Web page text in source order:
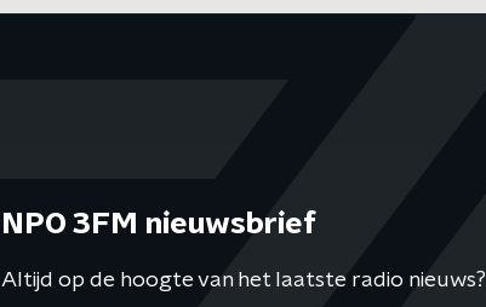
NPO 3FM nieuwsbrief
Altijd op de hoogte van het laatste radio nieuws?